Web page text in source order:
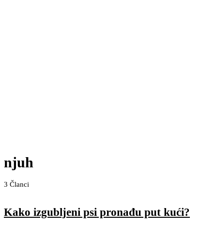
njuh
3 Članci
Kako izgubljeni psi pronađu put kući?